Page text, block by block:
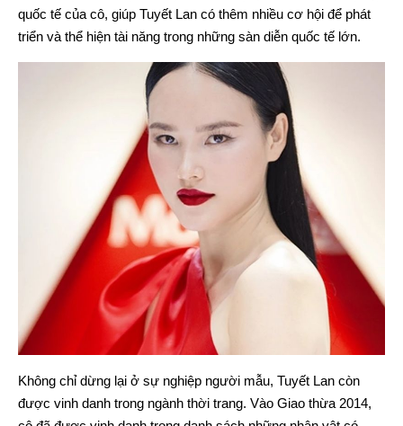
quốc tế của cô, giúp Tuyết Lan có thêm nhiều cơ hội để phát
triển và thể hiện tài năng trong những sàn diễn quốc tế lớn.
Không chỉ dừng lại ở sự nghiệp người mẫu, Tuyết Lan còn
được vinh danh trong ngành thời trang. Vào Giao thừa 2014,